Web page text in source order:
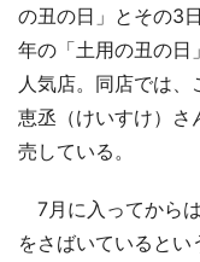
の丑の日」とその3
年の「土用の丑の日
人気店。同店では
恵丞（けいすけ）さ
売している。
7月に入ってから
をさばいていると